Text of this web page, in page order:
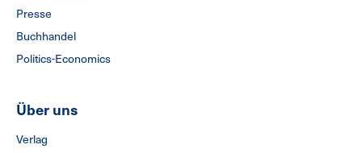
Presse
Buchhandel
Politics-Economics
Über uns
Verlag